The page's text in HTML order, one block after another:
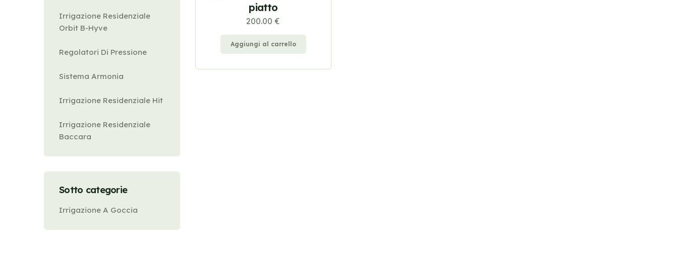
Irrigazione Residenziale
Orbit B-Hyve
Regolatori Di Pressione
Sistema Armonia
Irrigazione Residenziale Hit
Irrigazione Residenziale
Baccara
Sotto categorie
Irrigazione A Goccia
piatto
200.00 €
Aggiungi al carrello